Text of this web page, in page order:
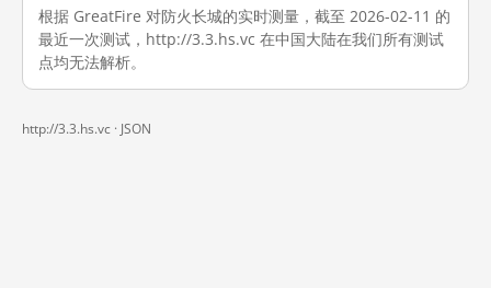
根据 GreatFire 对防火长城的实时测量，截至 2026-02-11 的
最近一次测试，http://3.3.hs.vc 在中国大陆在我们所有测试
点均无法解析。
http://3.3.hs.vc · JSON